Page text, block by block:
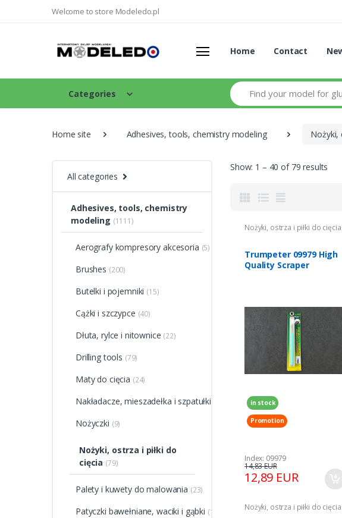
Welcome to store Modeledo.pl
Home Contact
Categories
Search
Home site Adhesives, tools, chemistry modeling Nożyki,
All categories
Adhesives, tools, chemistry
modeling (1111)
Aerografy kompresory akcesoria (5)
Brushes (200)
Butelki i pojemniki (15)
Cążki i szczypce (40)
Dłuta, rylce i nitownice (22)
Drilling tools (79)
Maty do cięcia (24)
Nakładacze, mieszadełka i szpatułki
Nożyczki (9)
Nożyki, ostrza i piłki do
cięcia (79)
Palety i kuwety do malowania (23)
Patyczki bawełniane, waciki i gąbki (10)
Show: 1 – 40 of 79 results
Nożyki, ostrza i piłki do cięcia
Trumpeter 09979 High
Quality Scraper
in stock
Promotion
Index: 09979
12,89 EUR
14,83 EUR
Nożyki, ostrza i piłki do cięcia